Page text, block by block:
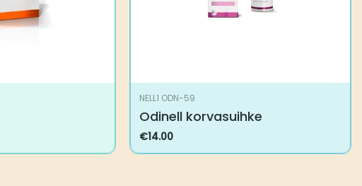
NELL1 ODN-59
Odinell korvasuihke
€14.00